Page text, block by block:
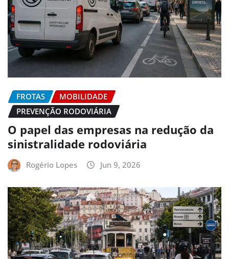
FROTAS
MOBILIDADE
PREVENÇÃO RODOVIÁRIA
O papel das empresas na redução da
sinistralidade rodoviária
Rogério Lopes Jun 9, 2026